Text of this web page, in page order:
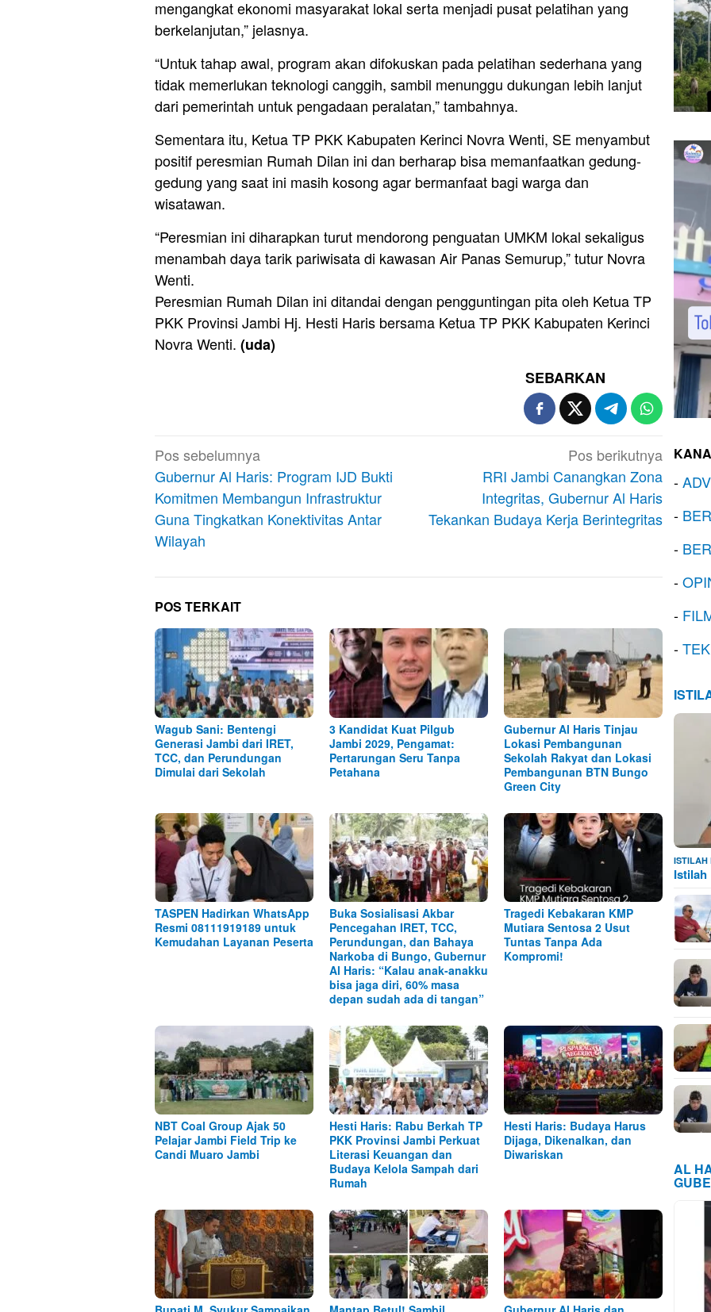
mengangkat ekonomi masyarakat lokal serta menjadi pusat pelatihan yang
berkelanjutan,” jelasnya.
“Untuk tahap awal, program akan difokuskan pada pelatihan sederhana yang
tidak memerlukan teknologi canggih, sambil menunggu dukungan lebih lanjut
dari pemerintah untuk pengadaan peralatan,” tambahnya.
Sementara itu, Ketua TP PKK Kabupaten Kerinci Novra Wenti, SE menyambut
positif peresmian Rumah Dilan ini dan berharap bisa memanfaatkan gedung-
gedung yang saat ini masih kosong agar bermanfaat bagi warga dan
wisatawan.
“Peresmian ini diharapkan turut mendorong penguatan UMKM lokal sekaligus
menambah daya tarik pariwisata di kawasan Air Panas Semurup,” tutur Novra
Wenti.
Peresmian Rumah Dilan ini ditandai dengan pengguntingan pita oleh Ketua TP
PKK Provinsi Jambi Hj. Hesti Haris bersama Ketua TP PKK Kabupaten Kerinci
Novra Wenti. (uda)
SEBARKAN
Navigasi
pos
Pos sebelumnya
Gubernur Al Haris: Program IJD Bukti
Komitmen Membangun Infrastruktur
Guna Tingkatkan Konektivitas Antar
Wilayah
Pos berikutnya
RRI Jambi Canangkan Zona
Integritas, Gubernur Al Haris
Tekankan Budaya Kerja Berintegritas
POS TERKAIT
Wagub Sani: Bentengi
Generasi Jambi dari IRET,
TCC, dan Perundungan
Dimulai dari Sekolah
3 Kandidat Kuat Pilgub
Jambi 2029, Pengamat:
Pertarungan Seru Tanpa
Petahana
Gubernur Al Haris Tinjau
Lokasi Pembangunan
Sekolah Rakyat dan Lokasi
Pembangunan BTN Bungo
Green City
TASPEN Hadirkan WhatsApp
Resmi 08111919189 untuk
Kemudahan Layanan Peserta
Buka Sosialisasi Akbar
Pencegahan IRET, TCC,
Perundungan, dan Bahaya
Narkoba di Bungo, Gubernur
Al Haris: “Kalau anak-anakku
bisa jaga diri, 60% masa
depan sudah ada di tangan”
Tragedi Kebakaran KMP
Mutiara Sentosa 2 Usut
Tuntas Tanpa Ada
Kompromi!
NBT Coal Group Ajak 50
Pelajar Jambi Field Trip ke
Candi Muaro Jambi
Hesti Haris: Rabu Berkah TP
PKK Provinsi Jambi Perkuat
Literasi Keuangan dan
Budaya Kelola Sampah dari
Rumah
Hesti Haris: Budaya Harus
Dijaga, Dikenalkan, dan
Diwariskan
-
-
-
-
-
-
ISTILAH
Istilah
AL